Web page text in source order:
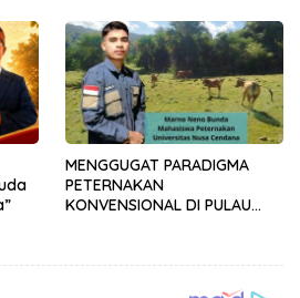
MENGGUGAT PARADIGMA
PETERNAKAN
KONVENSIONAL DI PULAU
DAN INOVASI SIRKULAR